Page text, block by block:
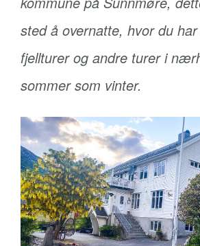
sted å overnatte, hvor du
fjellturer og andre turer i
sommer som vinter.